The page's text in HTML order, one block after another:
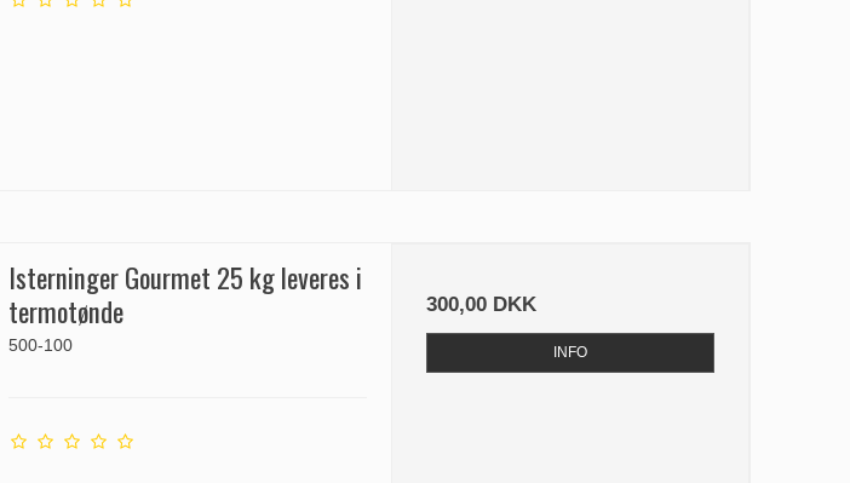
Isterninger Gourmet 25 kg leveres i
termotønde
500-100
300,00 DKK
INFO